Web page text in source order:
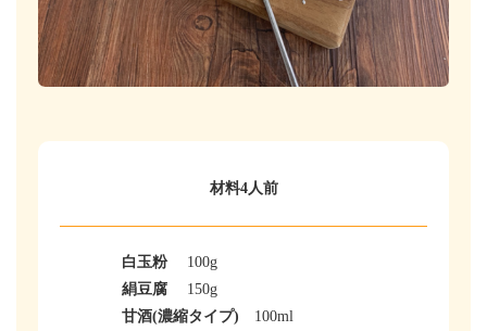
材料4人前
白玉粉 100g
絹豆腐 150g
甘酒(濃縮タイプ) 100ml